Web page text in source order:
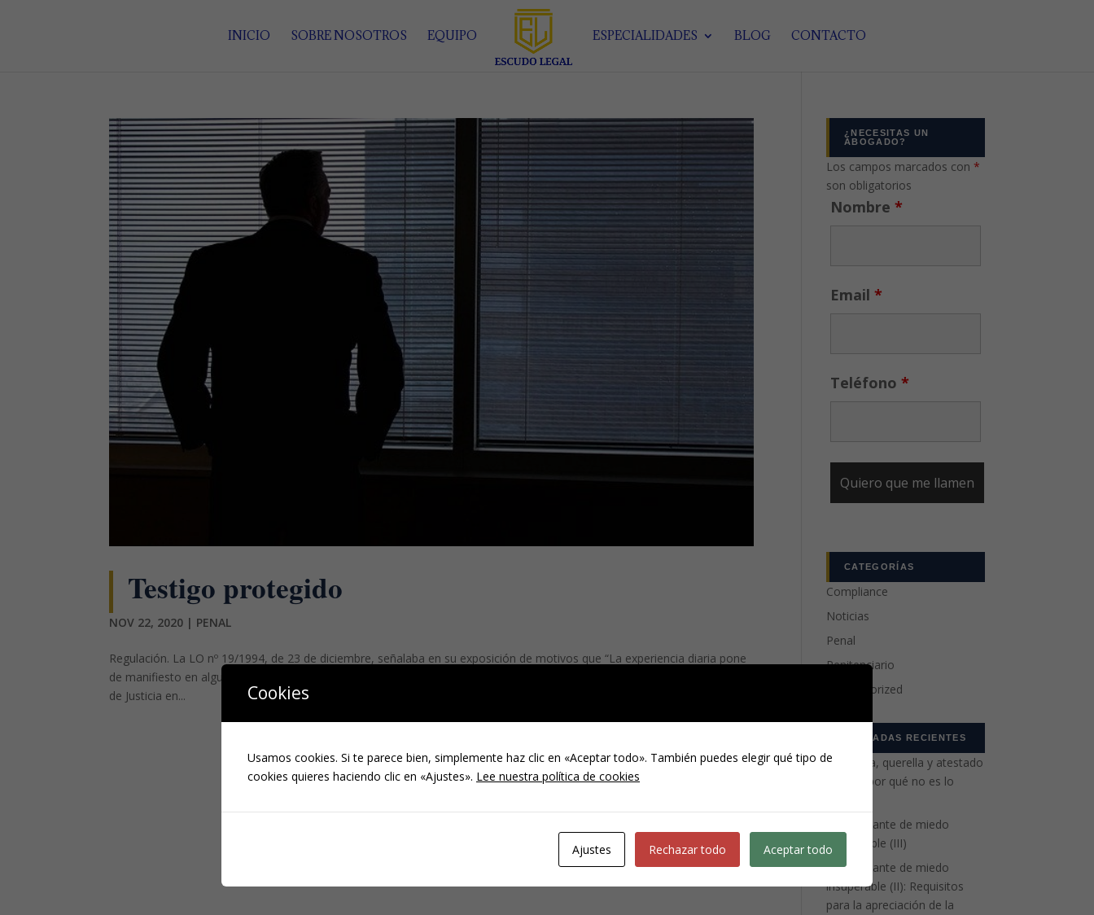
INICIO SOBRE NOSOTROS EQUIPO ESPECIALIDADES BLOG CONTACTO
Testigo protegido
NOV 22, 2020 | PENAL
Regulación. La LO nº 19/1994, de 23 de diciembre, señalaba en su exposición de motivos que “La experiencia diaria pone
de manifiesto en algunos casos las reticencias de los ciudadanos a colaborar con la policía judicial y con la Administración
de Justicia en...
¿NECESITAS UN
ABOGADO?
Los campos marcados con*
son obligatorios
Nombre*
Email*
Teléfono*
CATEGORÍAS
Compliance
Noticias
Penal
Penitenciario
Uncategorized
ENTRADAS RECIENTES
Denuncia, querella y atestado
policial: por qué no es lo
La atenuante de miedo
insuperable (III)
La atenuante de miedo
insuperable (II): Requisitos
para la apreciación de la
Cookies
Usamos cookies. Si te parece bien, simplemente haz clic en «Aceptar todo». También puedes elegir qué tipo de
cookies quieres haciendo clic en «Ajustes». Lee nuestra política de cookies
Ajustes Rechazar todo Aceptar todo